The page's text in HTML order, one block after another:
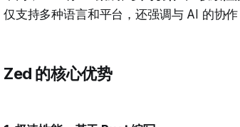
仅支持多种语言和平台，还强调与 AI 的协
Zed 的核心优势